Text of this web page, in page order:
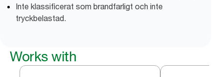
Inte klassificerat som brandfarligt och inte
tryckbelastad.
Works with